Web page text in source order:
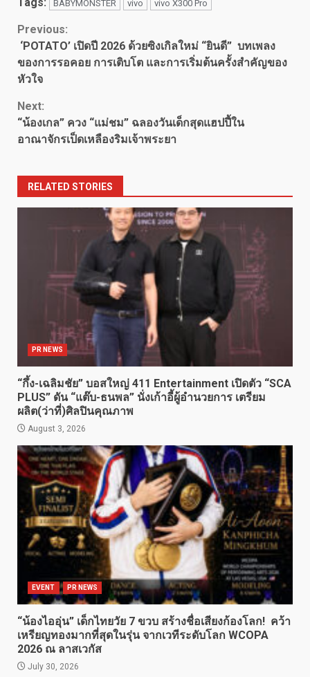
BABYMONSTER vivo vivo X300 Pro
Continue
Reading
Previous:
‘POTATO’ เปิดปี 2026 ด้วยซิงเกิลใหม่ “ยินดี” บทเพลง
ของการรอคอย การเติบโต และการเริ่มต้นครั้งสำคัญของ
หัวใจ
Next:
“น้องเกล” ควง “แม่ชม” ฉลองวันเด็กสุดแฮปปี้ใน
อาณาจักรเป็ดเหลืองริมเจ้าพระยา
RELATED STORIES
PR NEWS
“กึ้ง-เฉลิมชัย” บอสใหญ่ 411 Entertainment เปิดตัว “SCA
PLUS” ดัน “แต๊บ-ธนพล” นั่งเก้าอี้ผู้อำนวยการ เตรียม
ผลิต(ว่าที่)ศิลปินคุณภาพ
August 3, 2026
EVENT PR NEWS
“น้องไออุ่น” เด็กไทยวัย 7 ขวบ สร้างชื่อเสียงก้องโลก! คว้า
เหรียญทองมากที่สุดในรุ่น จากเวทีระดับโลก WCOPA
2026 ณ ลาสเวกัส
July 30, 2026